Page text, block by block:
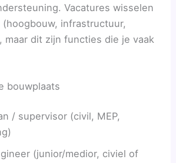
Vacatures wisselen
infrastructuur,
dit zijn functies die je vaak
bouwplaats
/ supervisor (civil, MEP,
(junior/medior, civiel of